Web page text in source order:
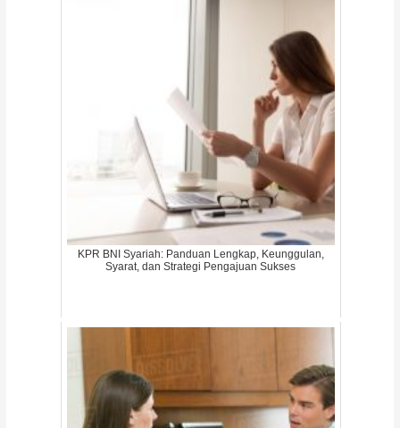
KPR BNI Syariah: Panduan Lengkap, Keunggulan,
Syarat, dan Strategi Pengajuan Sukses